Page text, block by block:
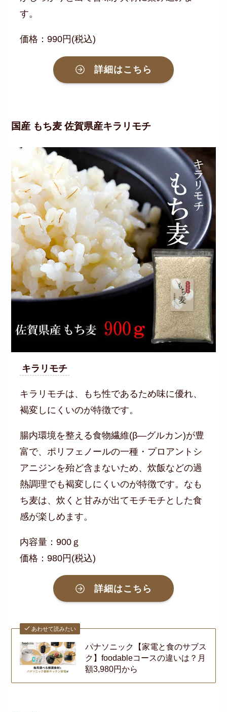
す。
価格：990円(税込)
詳細はこちら
国産 もち麦 佐賀県産キラリモチ
キラリモチ
キラリモチは、もち性であるため味に優れ、
褐変しにくいのが特徴です。
腸内環境を整える食物繊維(β―グルカン)が豊
富で、ポリフェノールの一種・プロアントシ
アニジンを殆ど含まないため、炊飯などの過
熱調理でも褐変しにくいのが特徴です。なも
ち麦は、炊くと甘みが出てモチモチとした食
感が楽しめます。
内容量：900ｇ
価格：980円(税込)
詳細はこちら
あわせて読みたい
パナソニック【家電と食のサブス
ク】foodableコースの違いは？月
額3,980円から